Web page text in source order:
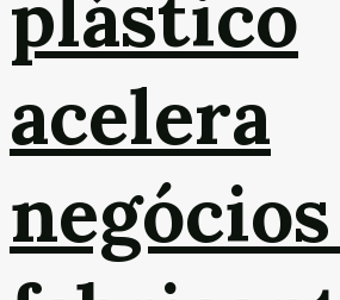
acelera